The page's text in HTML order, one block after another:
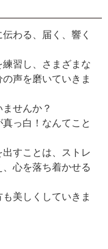
わる、届く、響く
習し、さまざまな
声を磨いていきま
せんか？
っ白！なんてこと
すことは、ストレ
心を落ち着かせる
美しくしていきま